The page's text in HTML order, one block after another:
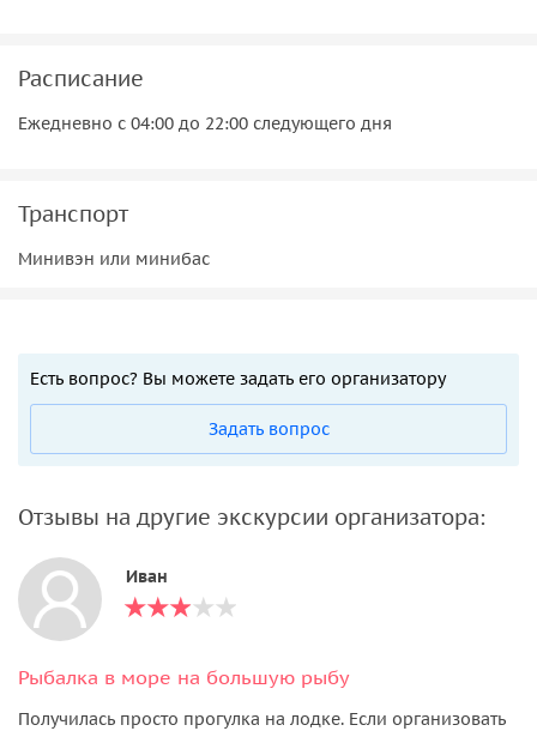
Расписание
Ежедневно с 04:00 до 22:00 следующего дня
Транспорт
Минивэн или минибас
Есть вопрос? Вы можете задать его организатору
Задать вопрос
Отзывы на другие экскурсии организатора:
Иван
Рыбалка в море на большую рыбу
Получилась просто прогулка на лодке. Если организовать